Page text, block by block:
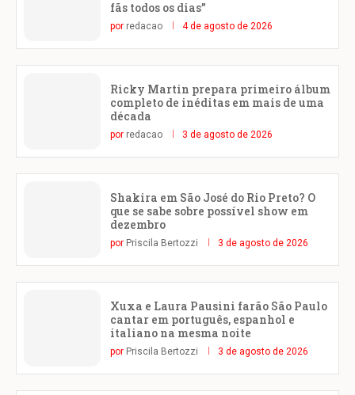
fãs todos os dias”
por redacao 4 de agosto de 2026
Ricky Martin prepara primeiro álbum
completo de inéditas em mais de uma
década
por redacao 3 de agosto de 2026
Shakira em São José do Rio Preto? O
que se sabe sobre possível show em
dezembro
por Priscila Bertozzi 3 de agosto de 2026
Xuxa e Laura Pausini farão São Paulo
cantar em português, espanhol e
italiano na mesma noite
por Priscila Bertozzi 3 de agosto de 2026